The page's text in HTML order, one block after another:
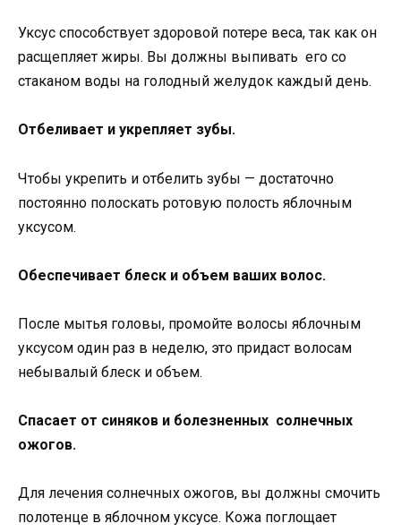
Уксус способствует здоровой потере веса, так как он
расщепляет жиры. Вы должны выпивать его со
стаканом воды на голодный желудок каждый день.
Отбеливает и укрепляет зубы.
Чтобы укрепить и отбелить зубы — достаточно
постоянно полоскать ротовую полость яблочным
уксусом.
Обеспечивает блеск и объем ваших волос.
После мытья головы, промойте волосы яблочным
уксусом один раз в неделю, это придаст волосам
небывалый блеск и объем.
Спасает от синяков и болезненных солнечных
ожогов.
Для лечения солнечных ожогов, вы должны смочить
полотенце в яблочном уксусе. Кожа поглощает